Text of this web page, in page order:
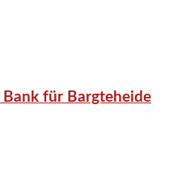
Bank für Bargteheide